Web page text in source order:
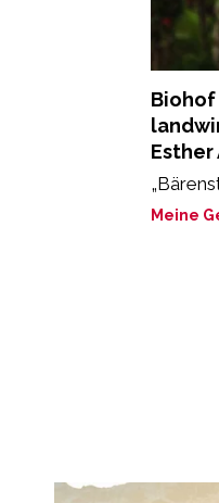
Esther
Meine